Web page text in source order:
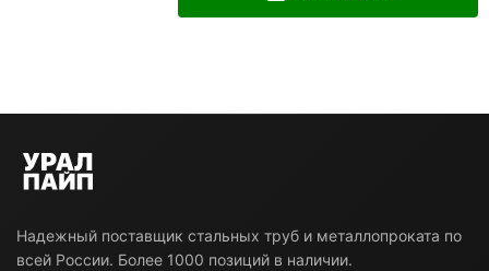
Надежный поставщик стальных труб и металлопроката по
всей России. Более 1000 позиций в наличии.